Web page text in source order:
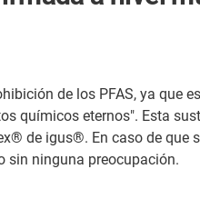
de los PFAS, ya que
químicos eternos". Esta
de igus®. En caso de
sin ninguna preocupación.